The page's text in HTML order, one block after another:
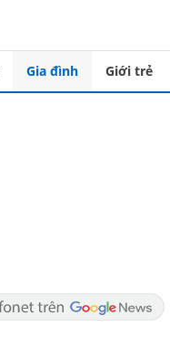
Gia đình Giới trẻ